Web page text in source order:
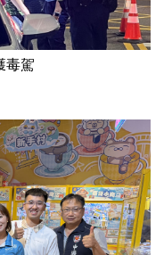
毒駕